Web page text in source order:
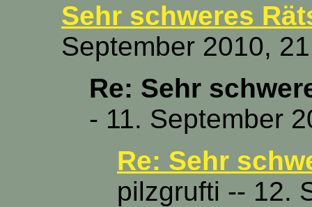
Sehr schweres
September 2010,
Re: Sehr
- 11. September
Re: Sehr
pilzgrufti -- 12.